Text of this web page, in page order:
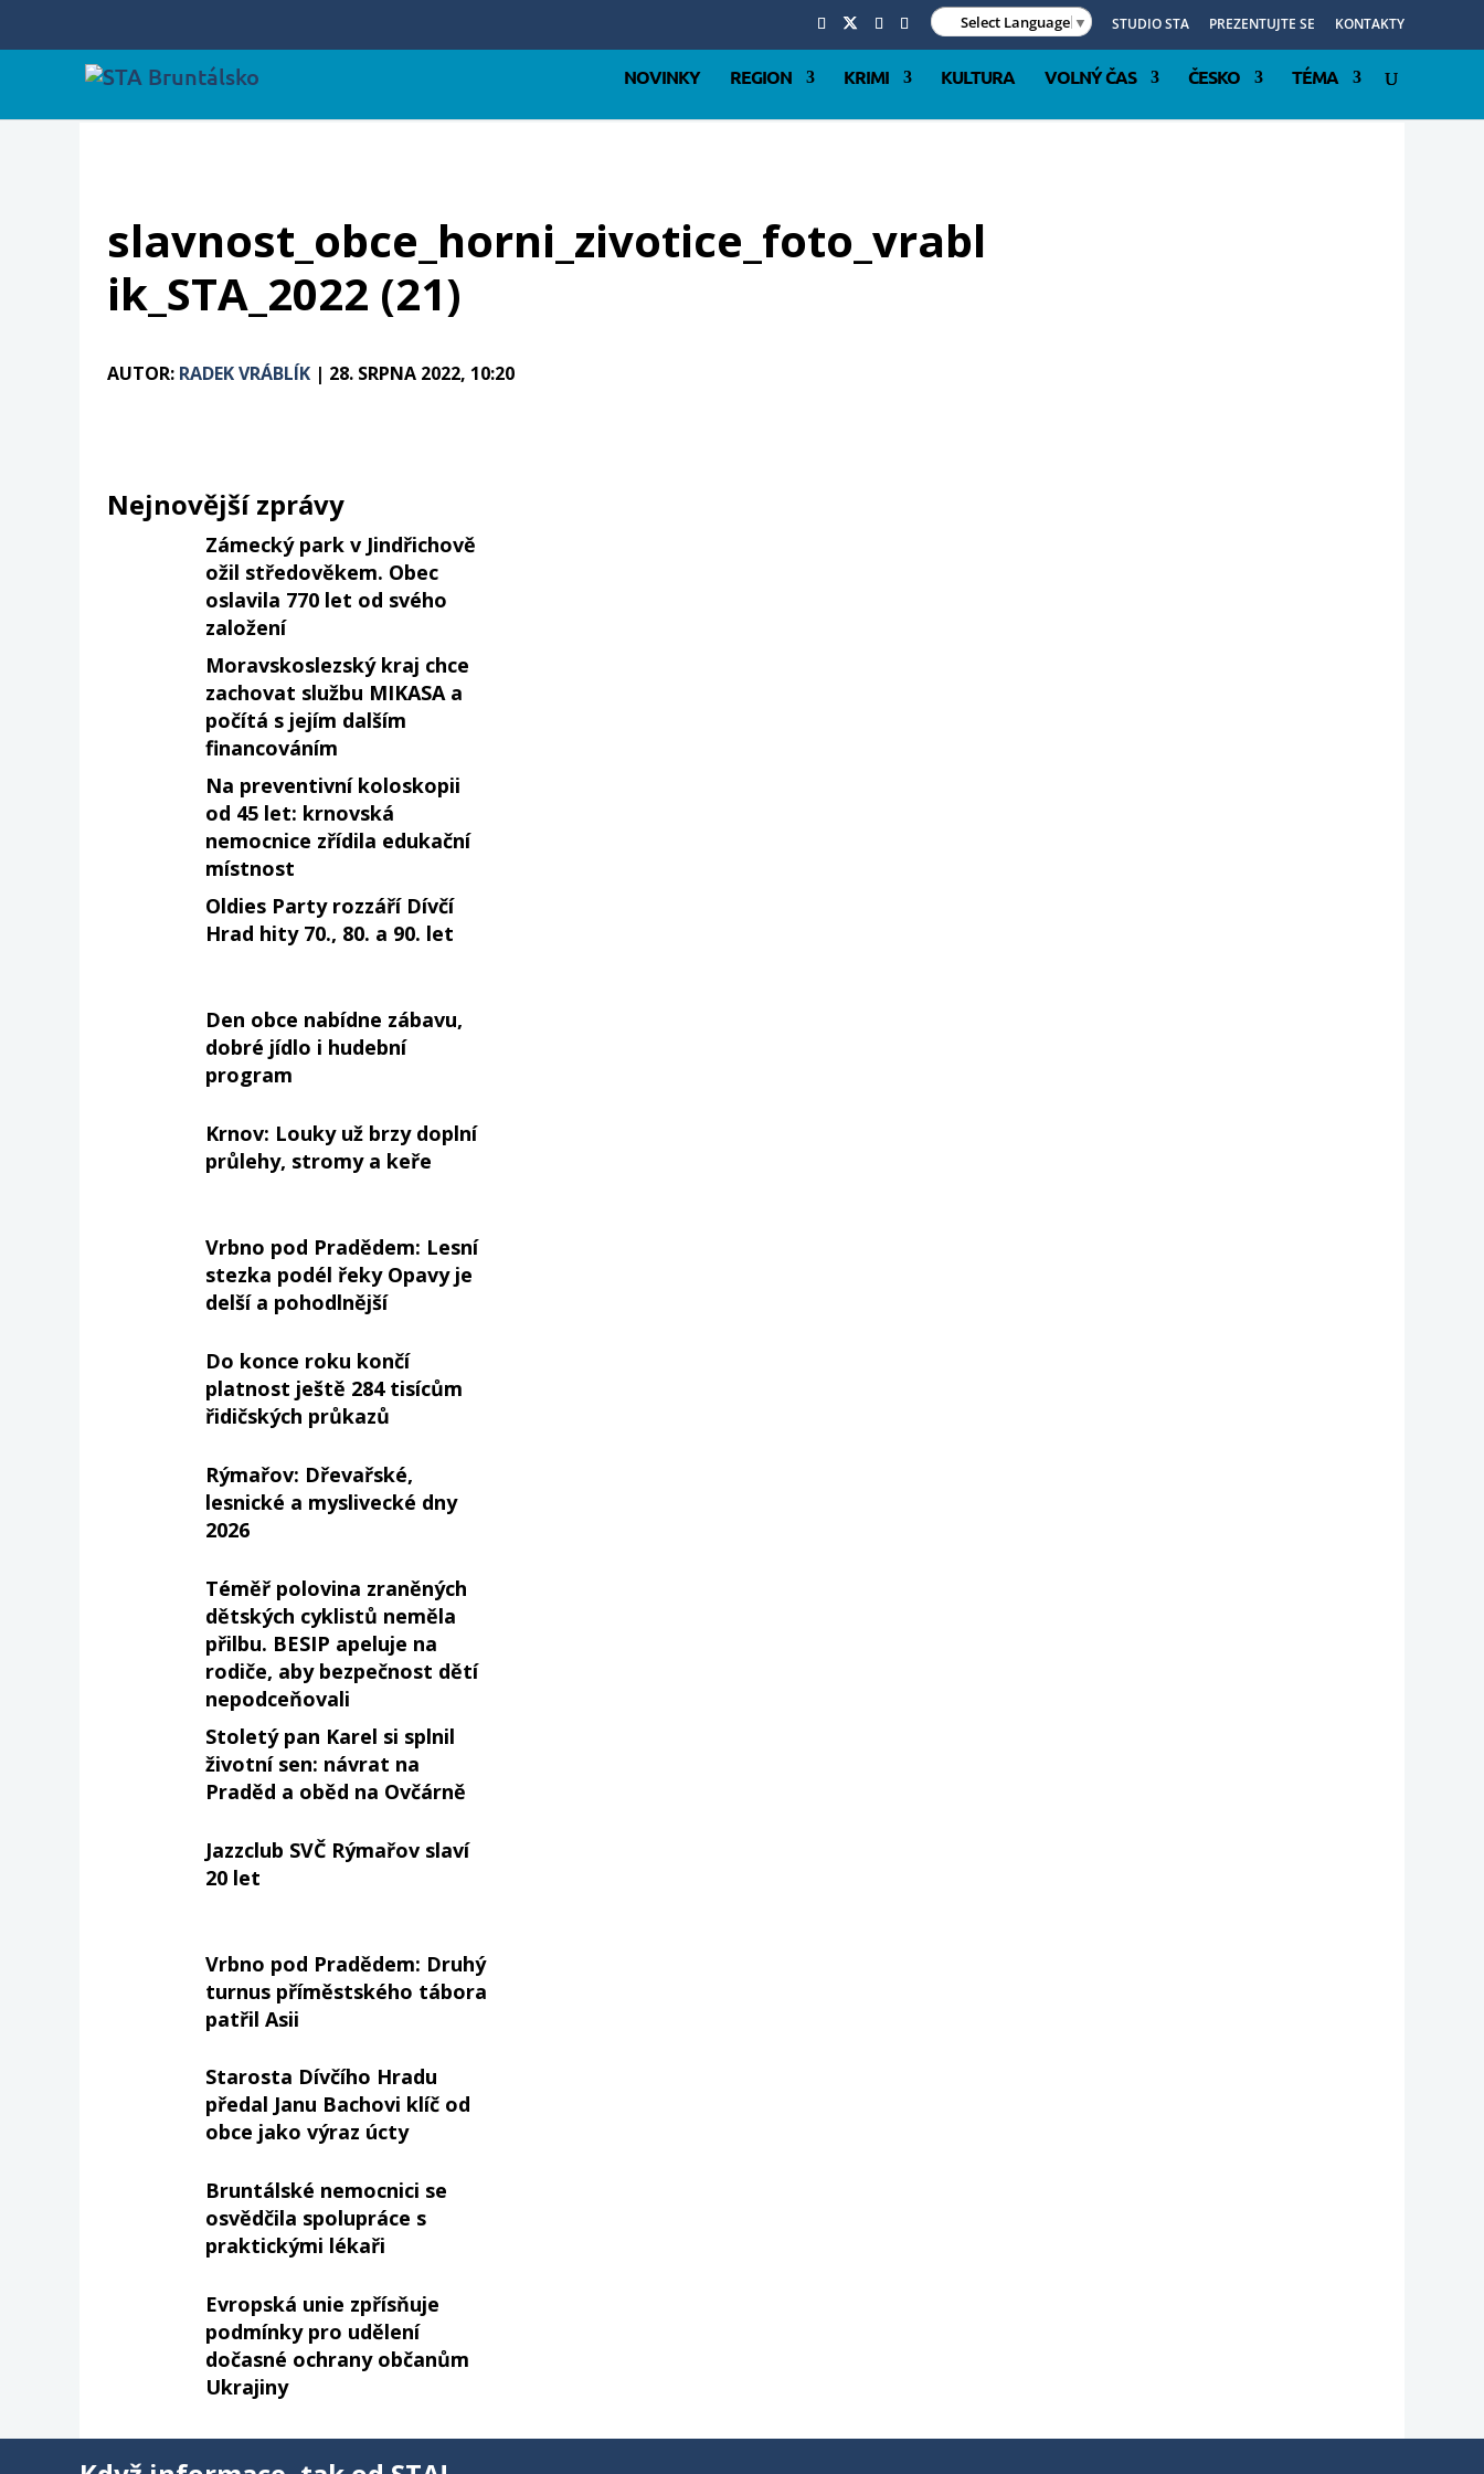
Select Language ▼ STUDIO STA PREZENTUJTE SE KONTAKTY
NOVINKY REGION KRIMI KULTURA VOLNÝ ČAS ČESKO TÉMA
slavnost_obce_horni_zivotice_foto_vrabl
ik_STA_2022 (21)
AUTOR: RADEK VRÁBLÍK | 28. SRPNA 2022, 10:20
Nejnovější zprávy
Zámecký park v Jindřichově
ožil středověkem. Obec
oslavila 770 let od svého
založení
Moravskoslezský kraj chce
zachovat službu MIKASA a
počítá s jejím dalším
financováním
Na preventivní koloskopii
od 45 let: krnovská
nemocnice zřídila edukační
místnost
Oldies Party rozzáří Dívčí
Hrad hity 70., 80. a 90. let
Den obce nabídne zábavu,
dobré jídlo i hudební
program
Krnov: Louky už brzy doplní
průlehy, stromy a keře
Vrbno pod Pradědem: Lesní
stezka podél řeky Opavy je
delší a pohodlnější
Do konce roku končí
platnost ještě 284 tisícům
řidičských průkazů
Rýmařov: Dřevařské,
lesnické a myslivecké dny
2026
Téměř polovina zraněných
dětských cyklistů neměla
přilbu. BESIP apeluje na
rodiče, aby bezpečnost dětí
nepodceňovali
Stoletý pan Karel si splnil
životní sen: návrat na
Praděd a oběd na Ovčárně
Jazzclub SVČ Rýmařov slaví
20 let
Vrbno pod Pradědem: Druhý
turnus příměstského tábora
patřil Asii
Starosta Dívčího Hradu
předal Janu Bachovi klíč od
obce jako výraz úcty
Bruntálské nemocnici se
osvědčila spolupráce s
praktickými lékaři
Evropská unie zpřísňuje
podmínky pro udělení
dočasné ochrany občanům
Ukrajiny